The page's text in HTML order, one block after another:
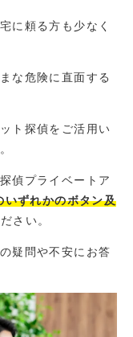
に頼る方も少なく
な危険に直面する
ト探偵をご活用い
偵プライベートア
いずれかのボタン及
さい。
疑問や不安にお答